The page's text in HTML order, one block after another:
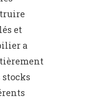
et
a
stocks